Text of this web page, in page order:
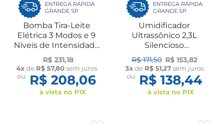
ENTREGA RÁPIDA
GRANDE SP
Bomba Tira-Leite
Elétrica 3 Modos e 9
Níveis de Intensidade
Bivolt
R$ 231,18
4xde R$ 57,80sem juros
ou
R$ 208,06
à vista no PIX
ENTREGA RÁPIDA
GRANDE SP
Umidificador
Ultrassônico 2,3L
Silencioso
Aromatizador Bivolt
Quarto Bebê Dellamed
R$ 171,50 R$ 153,82
3xde R$ 51,27sem juros
ou
R$ 138,44
à vista no PIX